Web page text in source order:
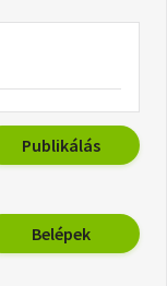
Publikálás
Belépek